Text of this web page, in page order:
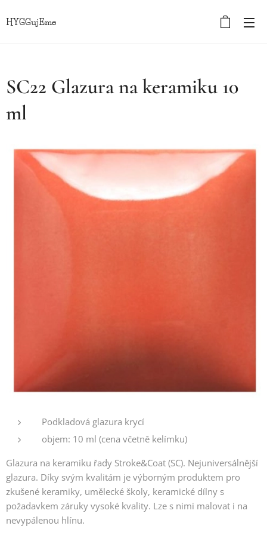
HYGGujEme
SC22 Glazura na keramiku 10
ml
Podkladová glazura krycí
objem: 10 ml (cena včetně kelímku)
Glazura na keramiku řady Stroke&Coat (SC). Nejuniversálnější
glazura. Díky svým kvalitám je výborným produktem pro
zkušené keramiky, umělecké školy, keramické dílny s
požadavkem záruky vysoké kvality. Lze s nimi malovat i na
nevypálenou hlínu.